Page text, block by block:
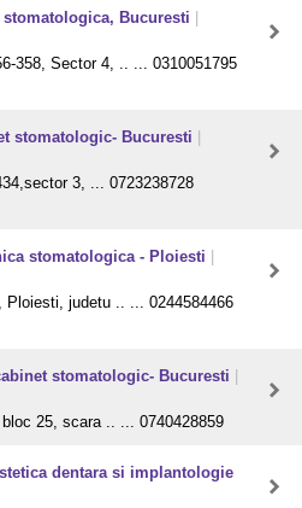
stomatologica, Bucuresti
358, Sector 4, .. ... 0310051795
stomatologic- Bucuresti
3, ... 0723238728
stomatologica - Ploiesti
Ploiesti, judetu .. ... 0244584466
stomatologic- Bucuresti
25, scara .. ... 0740428859
dentara si implantologie